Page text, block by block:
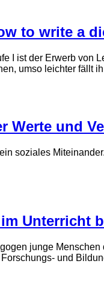
to write a
I ist der Erwerb
umso leichter fällt
Werte und
soziales
Unterricht
junge
und